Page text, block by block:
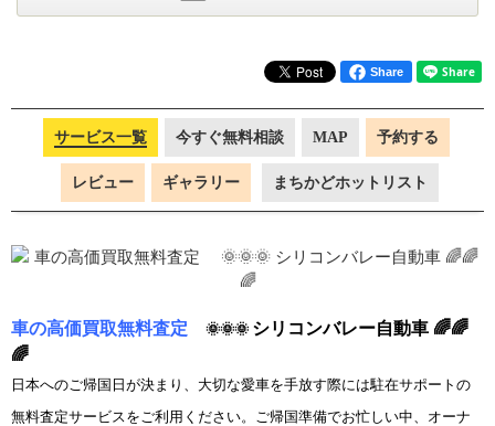
Share
サービス一覧 今すぐ無料相談 MAP 予約する
レビュー ギャラリー まちかどホットリスト
車の高価買取無料査定 🌞🌞🌞 シリコンバレー自動車 🌈🌈
🌈
日本へのご帰国日が決まり、大切な愛車を手放す際には駐在サポートの
無料査定サービスをご利用ください。ご帰国準備でお忙しい中、オーナ